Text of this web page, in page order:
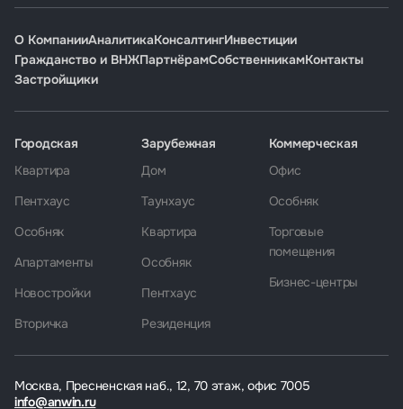
О КомпанииАналитикаКонсалтингИнвестиции
Гражданство и ВНЖПартнёрамСобственникамКонтакты
Застройщики
Москва, Пресненская наб., 12, 70 этаж, офис 7005
info@anwin.ru
Городская
Квартира
Пентхаус
Особняк
Апартаменты
Новостройки
Вторичка
Зарубежная
Дом
Таунхаус
Квартира
Особняк
Пентхаус
Резиденция
Коммерческая
Офис
Особняк
Торговые
помещения
Бизнес-центры